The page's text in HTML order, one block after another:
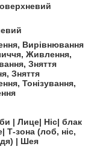
Вирівнювання
Живлення,
Зняття
Зняття
Тонізування,
| Лице| Ніс| блак
Т-зона (лоб, ніс,
| Шея